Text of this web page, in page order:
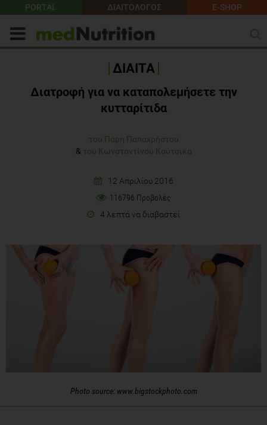
PORTAL ΔΙΑΙΤΟΛΟΓΟΣ E-SHOP
ΔΙΑΙΤΑ
Διατροφή για να καταπολεμήσετε την
κυτταρίτιδα
του Πάρη Παπαχρήστου
& του Κωνσταντίνου Κούτσικα
12 Απριλίου 2016
116796 Προβολές
4 λεπτά να διαβαστεί
Photo source: www.bigstockphoto.com